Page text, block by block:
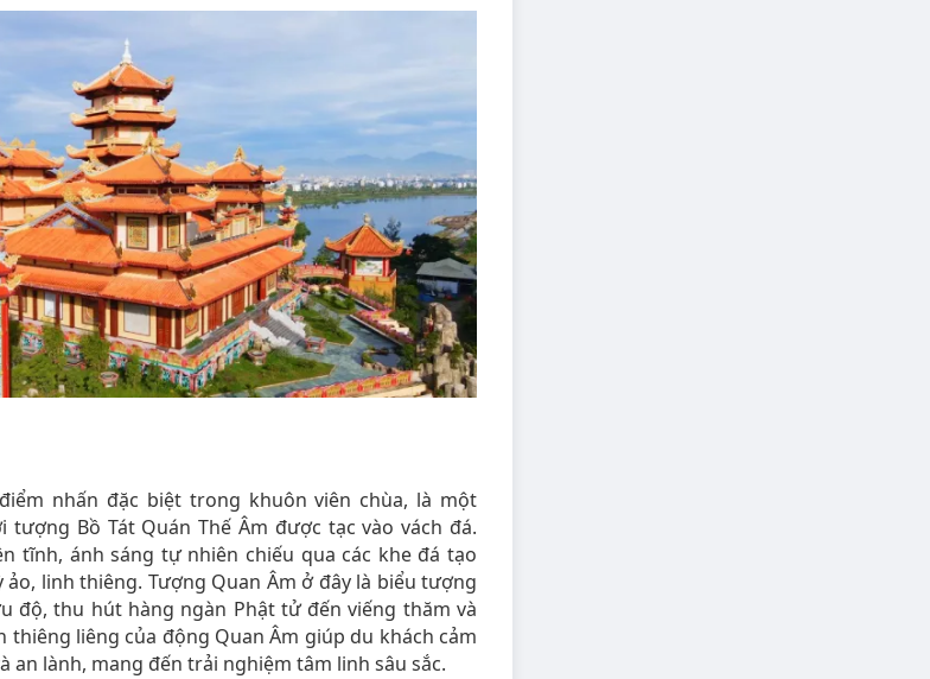
nhấn đặc biệt trong khuôn viên chùa, là một
Bồ Tát Quán Thế Âm được tạc vào vách đá.
tĩnh, ánh sáng tự nhiên chiếu qua các khe đá tạo
linh thiêng. Tượng Quan Âm ở đây là biểu tượng
độ, thu hút hàng ngàn Phật tử đến viếng thăm và
thiêng liêng của động Quan Âm giúp du khách cảm
an lành, mang đến trải nghiệm tâm linh sâu sắc.